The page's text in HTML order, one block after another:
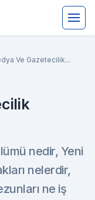
Ve Gazetecilik...
nedir, Yeni
nelerdir,
ne iş